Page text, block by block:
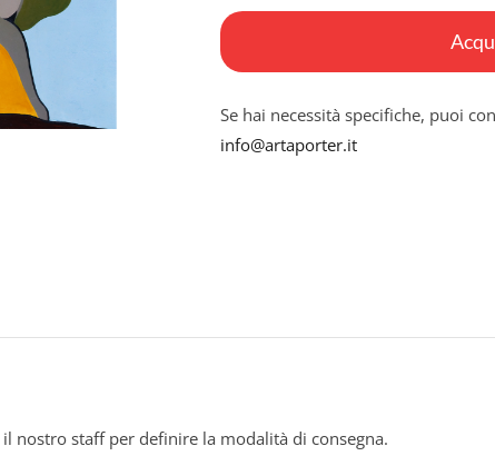
che
nasce
Se hai necessità specifiche, puoi
info@artaporter.it
nostro staff per definire la modalità di consegna.